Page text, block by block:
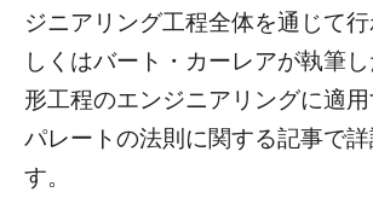
ジニアリング工程全体を通じて
しくはバート・カーレアが執筆
形工程のエンジニアリングに適
パレートの法則に関する記事で
す。